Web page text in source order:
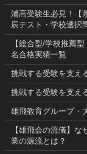
浦高受験生必見！【
辰テスト・学校選択
【総合型/学校推薦
名合格実績一覧
挑戦する受験を支え
挑戦する受験を支え
雄飛教育グループ・
【雄飛会の流儀】
業の源流とは？